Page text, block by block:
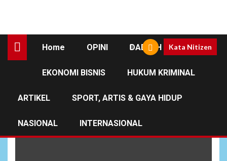
Home OPINI DAERAH
EKONOMI BISNIS HUKUM KRIMINAL
ARTIKEL SPORT, ARTIS & GAYA HIDUP
NASIONAL INTERNASIONAL
Kata Nitizen